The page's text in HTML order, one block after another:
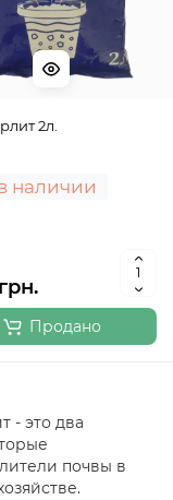
2л.
наличии
Продано
- это два
почвы в